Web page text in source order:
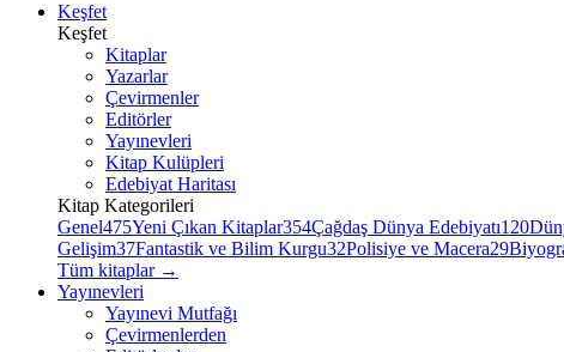
Keşfet
Keşfet
Kitaplar
Yazarlar
Çevirmenler
Editörler
Yayınevleri
Kitap Kulüpleri
Edebiyat Haritası
Kitap Kategorileri
Genel475Yeni Çıkan Kitaplar354Çağdaş Dünya Edebiyatı120
Gelişim37Fantastik ve Bilim Kurgu32Polisiye ve Macera29
Tüm kitaplar →
Yayınevleri
Yayınevi Mutfağı
Çevirmenlerden